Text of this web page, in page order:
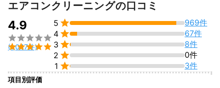
エアコンクリーニングの口コミ
4.9


(1,047件)
5 
969件
4 
67件
3 
8件
2 
0件
1  3件
項目別評価